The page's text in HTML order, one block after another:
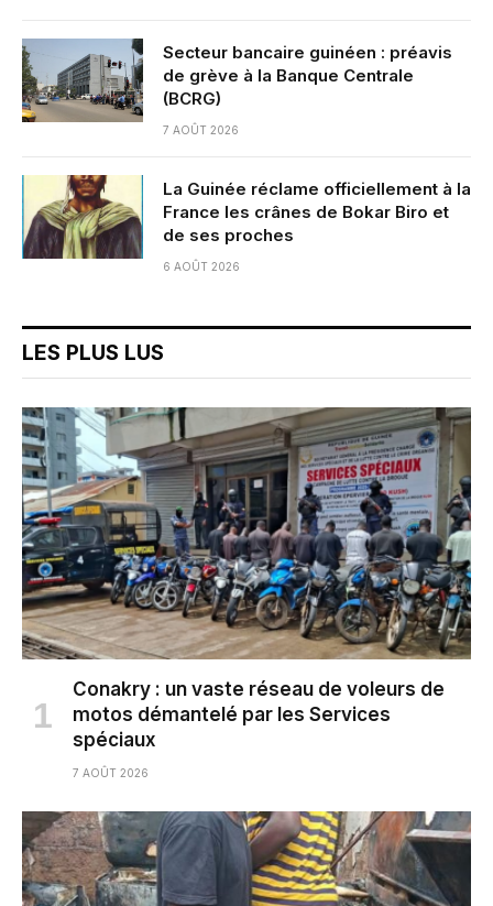
Secteur bancaire guinéen : préavis
de grève à la Banque Centrale
(BCRG)
7 AOÛT 2026
La Guinée réclame officiellement à la
France les crânes de Bokar Biro et
de ses proches
6 AOÛT 2026
LES PLUS LUS
Conakry : un vaste réseau de voleurs de
motos démantelé par les Services
spéciaux
7 AOÛT 2026